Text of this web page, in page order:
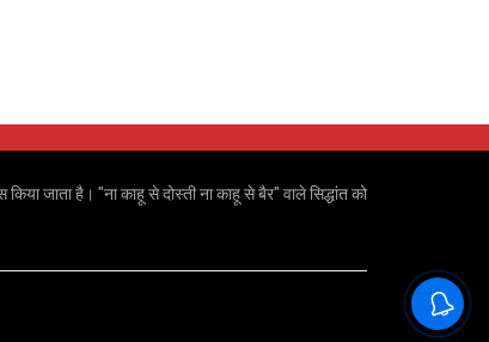
जाता है। "ना काहू से दोस्ती ना काहू से बैर" वाले सिद्धांत को